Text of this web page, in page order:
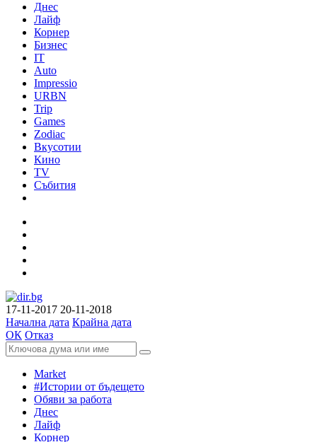
Днес
Лайф
Корнер
Бизнес
IT
Auto
Impressio
URBN
Trip
Games
Zodiac
Вкусотии
Кино
TV
Събития
17-11-2017 20-11-2018
Начална дата Крайна дата
ОК Отказ
Market
#Истории от бъдещето
Обяви за работа
Днес
Лайф
Корнер